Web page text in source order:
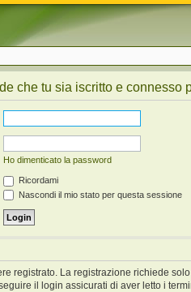
che tu sia iscritto e connesso
Ho dimenticato la password
Ricordami
Nascondi il mio stato per questa sessione
registrato. La registrazione richiede
il login assicurati di aver letto i